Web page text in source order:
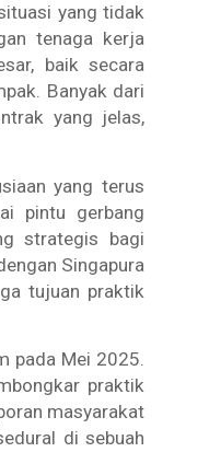
yang tidak
tenaga kerja
baik secara
Banyak dari
yang jelas,
yang terus
pintu gerbang
strategis bagi
Singapura
tujuan praktik
pada Mei 2025.
praktik
masyarakat
di sebuah